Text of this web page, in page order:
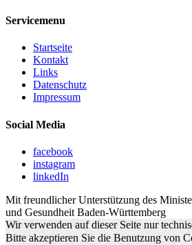
Servicemenu
Startseite
Kontakt
Links
Datenschutz
Impressum
Social Media
facebook
instagram
linkedIn
Mit freundlicher Unterstützung des
und Gesundheit Baden-Württemberg
Wir verwenden auf dieser Seite nur
Bitte akzeptieren Sie die Benutzung von